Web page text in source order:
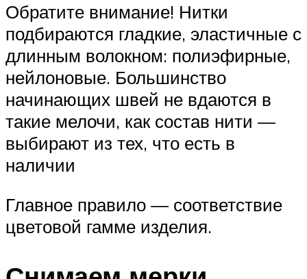
Обратите внимание! Нитки
подбираются гладкие, эластичные с
длинным волокном: полиэфирные,
нейлоновые. Большинство
начинающих швей не вдаются в
такие мелочи, как состав нити —
выбирают из тех, что есть в
наличии
Главное правило — соответствие
цветовой гамме изделия.